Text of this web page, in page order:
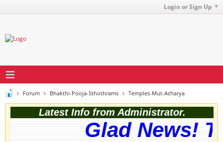
Login or Sign Up
Forum Bhakthi-Pooja-Sthothrams Temples-Mut-Acharya
Latest Info from Administrator.
Glad News!